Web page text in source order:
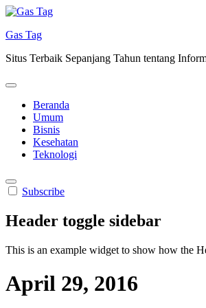
Skip
content
Gas Tag
Situs Terbaik Sepanjang Tahun tentang
Beranda
Umum
Bisnis
Kesehatan
Teknologi
Subscribe
Header toggle sidebar
This is an example widget to show how the
April 29, 2016